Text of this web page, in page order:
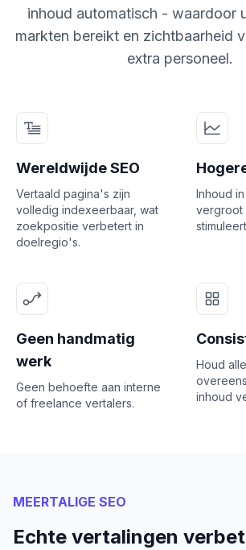
inhoud automatisch - waardoor
markten bereikt en zichtbaarheid
extra personeel.
Wereldwijde SEO
Vertaald pagina's zijn
volledig indexeerbaar, wat
zoekpositie verbetert in
doelregio's.
Inhoud
vergroot
Geen handmatig
werk
Geen behoefte aan interne
of freelance vertalers.
Houd
inhoud
MEERTALIGE SEO
Echte vertalingen